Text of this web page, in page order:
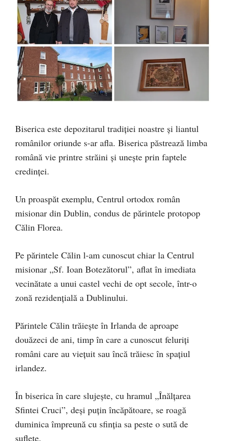
Biserica este depozitarul tradiției noastre și liantul
românilor oriunde s-ar afla. Biserica păstrează limba
română vie printre străini și unește prin faptele
credinței.
Un proaspăt exemplu, Centrul ortodox român
misionar din Dublin, condus de părintele protopop
Călin Florea.
Pe părintele Călin l-am cunoscut chiar la Centrul
misionar „Sf. Ioan Botezătorul”, aflat în imediata
vecinătate a unui castel vechi de opt secole, într-o
zonă rezidențială a Dublinului.
Părintele Călin trăiește în Irlanda de aproape
douăzeci de ani, timp în care a cunoscut feluriți
români care au viețuit sau încă trăiesc în spațiul
irlandez.
În biserica în care slujește, cu hramul „Înălțarea
Sfintei Cruci”, deși puțin încăpătoare, se roagă
duminica împreună cu sfinția sa peste o sută de
suflete.